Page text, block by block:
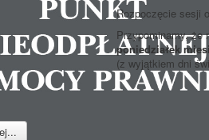
Rozpoczęcie sesji
Przypominamy, że
poniedziałek
(z wyjątkiem dni